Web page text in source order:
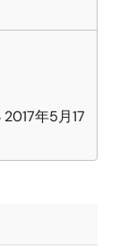
2017年5月17